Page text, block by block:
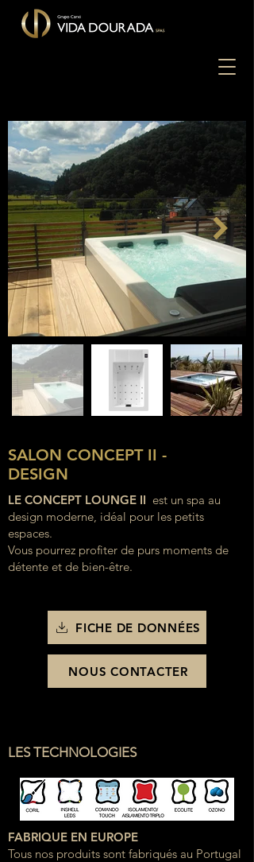
SALON CONCEPT II -
DESIGN
LE CONCEPT LOUNGE II est un spa au
design moderne, idéal pour les petits
espaces.
Vous pourrez profiter de purs moments de
détente et de bien-être.
FICHE DE DONNÉES
NOUS CONTACTER
LES TECHNOLOGIES
FABRIQUE EN EUROPE
Tous nos produits sont fabriqués au Portugal